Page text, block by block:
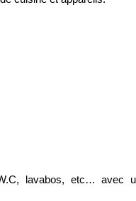
lavabos, etc… avec